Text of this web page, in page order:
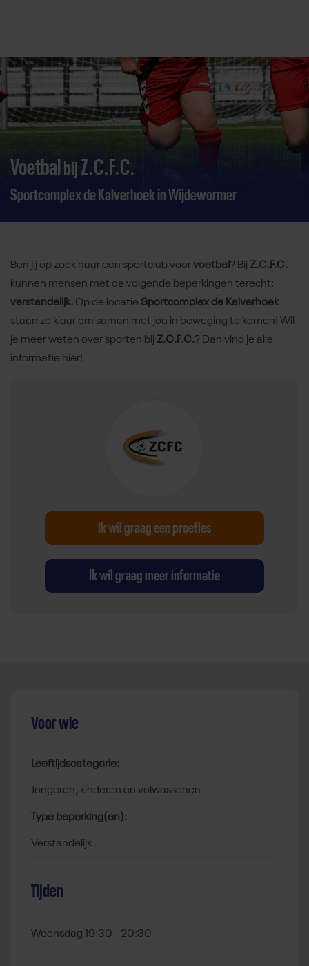
Direct door naar content
Voetbal bijZ.C.F.C.
Sportcomplex de Kalverhoek in Wijdewormer
Ben jij op zoek naar een sportclub voorvoetbal ? Bij Z.C.F.C.
kunnen mensen met de volgende beperkingen terecht:
verstandelijk. Op de locatie Sportcomplex de Kalverhoek
staan ze klaar om samen met jou in beweging te komen! Wil
je meer weten over sporten bij Z.C.F.C.? Dan vind je alle
informatie hier!
Ik wil graag een proefles
Ik wil graag meer informatie
Voor wie
Leeftijdscategorie:
jongeren, kinderen en volwassenen
Type beperking(en):
verstandelijk
Tijden
Woensdag 19:30 - 20:30